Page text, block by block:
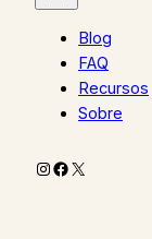
Blog
FAQ
Recursos
Sobre
Instagram
Facebook
X